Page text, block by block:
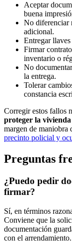
Aceptar
buena
No diferenciar
adicional.
Entregar
Firmar
inventario o
No
la entrega.
Tolerar
constancia
Corregir estos fallos
proteger la
margen de maniobra
precinto policial y
Preguntas
¿Puedo pedir
firmar?
Sí, en términos
Conviene que la
documentación
con el arrendamiento.